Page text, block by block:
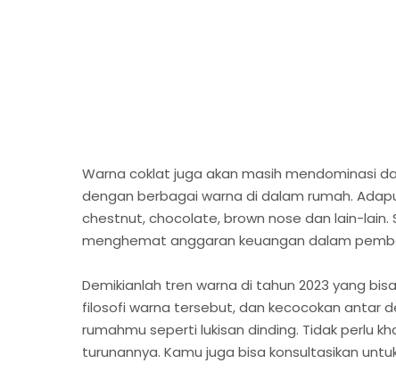
Warna coklat juga akan masih mendominasi
dengan berbagai warna di dalam rumah.
chestnut, chocolate, brown nose dan lain-
menghemat anggaran keuangan dalam
Demikianlah tren warna di tahun 2023 yang
filosofi warna tersebut, dan kecocokan antar
rumahmu seperti lukisan dinding. Tidak perlu
turunannya. Kamu juga bisa konsultasikan